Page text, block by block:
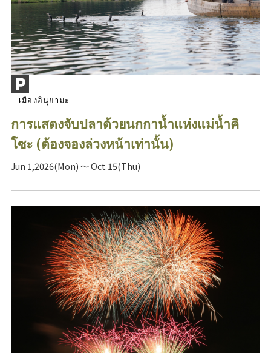
เมืองอินุยามะ
การแสดงจับปลาด้วยนกกาน้ำแห่งแม่น้ำคิ
โซะ (ต้องจองล่วงหน้าเท่านั้น)
Jun 1,2026(Mon) ～ Oct 15(Thu)